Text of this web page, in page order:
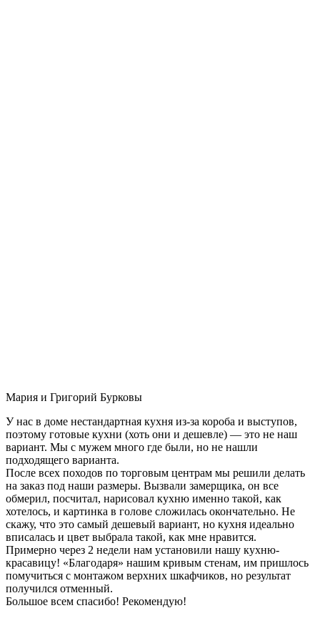
Мария и Григорий Бурковы
У нас в доме нестандартная кухня из-за короба и выступов,
поэтому готовые кухни (хоть они и дешевле) — это не наш
вариант. Мы с мужем много где были, но не нашли
подходящего варианта.
После всех походов по торговым центрам мы решили делать
на заказ под наши размеры. Вызвали замерщика, он все
обмерил, посчитал, нарисовал кухню именно такой, как
хотелось, и картинка в голове сложилась окончательно. Не
скажу, что это самый дешевый вариант, но кухня идеально
вписалась и цвет выбрала такой, как мне нравится.
Примерно через 2 недели нам установили нашу кухню-
красавицу! «Благодаря» нашим кривым стенам, им пришлось
помучиться с монтажом верхних шкафчиков, но результат
получился отменный.
Большое всем спасибо! Рекомендую!